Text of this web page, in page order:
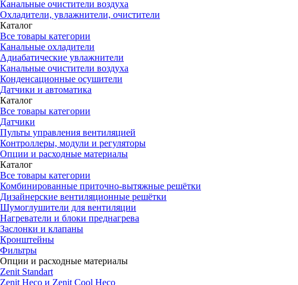
Канальные очистители воздуха
Охладители, увлажнители, очистители
Каталог
Все товары категории
Канальные охладители
Адиабатические увлажнители
Канальные очистители воздуха
Конденсационные осушители
Датчики и автоматика
Каталог
Все товары категории
Датчики
Пульты управления вентиляцией
Контроллеры, модули и регуляторы
Опции и расходные материалы
Каталог
Все товары категории
Комбинированные приточно-вытяжные решётки
Дизайнерские вентиляционные решётки
Шумоглушители для вентиляции
Нагреватели и блоки преднагрева
Заслонки и клапаны
Кронштейны
Фильтры
Опции и расходные материалы
Zenit Standart
Zenit Heco и Zenit Cool Heco